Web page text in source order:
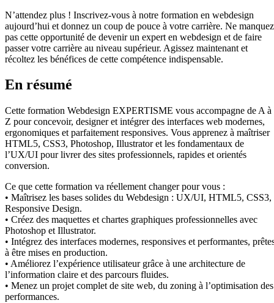
N’attendez plus ! Inscrivez-vous à notre formation en webdesign
aujourd’hui et donnez un coup de pouce à votre carrière. Ne manquez
pas cette opportunité de devenir un expert en webdesign et de faire
passer votre carrière au niveau supérieur. Agissez maintenant et
récoltez les bénéfices de cette compétence indispensable.
En résumé
Cette formation Webdesign EXPERTISME vous accompagne de A à
Z pour concevoir, designer et intégrer des interfaces web modernes,
ergonomiques et parfaitement responsives. Vous apprenez à maîtriser
HTML5, CSS3, Photoshop, Illustrator et les fondamentaux de
l’UX/UI pour livrer des sites professionnels, rapides et orientés
conversion.
Ce que cette formation va réellement changer pour vous :
• Maîtrisez les bases solides du Webdesign : UX/UI, HTML5, CSS3,
Responsive Design.
• Créez des maquettes et chartes graphiques professionnelles avec
Photoshop et Illustrator.
• Intégrez des interfaces modernes, responsives et performantes,
à être mises en production.
• Améliorez l’expérience utilisateur grâce à une architecture de
l’information claire et des parcours fluides.
• Menez un projet complet de site web, du zoning à l’optimisation des
performances.